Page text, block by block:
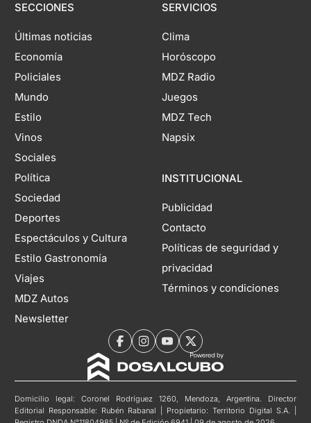
SECCIONES
Últimas noticias
Economía
Policiales
Mundo
Estilo
Vinos
Sociales
Política
Sociedad
Deportes
Espectáculos y Cultura
Estilo Gastronomía
Viajes
MDZ Autos
Newsletter
SERVICIOS
Clima
Horóscopo
MDZ Radio
Juegos
MDZ Tech
Napsix
INSTITUCIONAL
Publicidad
Contacto
Políticas de seguridad y
privacidad
Términos y condiciones
Domicilio legal: Coronel Rodríguez 1260, Mendoza, Argentina. Director
Editorial Responsable: Rubén Rabanal | Propietario: Territorio Digital S.A. |